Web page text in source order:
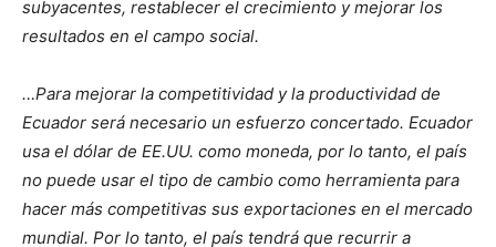
subyacentes, restablecer el crecimiento y mejorar los
resultados en el campo social.
…Para mejorar la competitividad y la productividad de
Ecuador será necesario un esfuerzo concertado. Ecuador
usa el dólar de EE.UU. como moneda, por lo tanto, el país
no puede usar el tipo de cambio como herramienta para
hacer más competitivas sus exportaciones en el mercado
mundial. Por lo tanto, el país tendrá que recurrir a